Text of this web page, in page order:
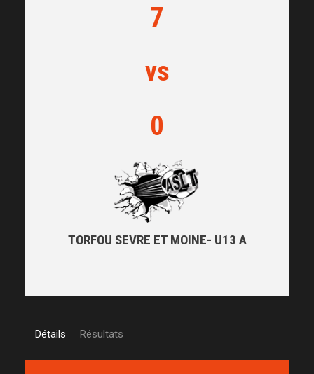
7
vs
0
TORFOU SEVRE ET MOINE- U13 A
Détails Résultats